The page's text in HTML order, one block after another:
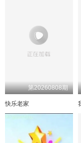
10期超长抢先
第20260808期
快乐老家